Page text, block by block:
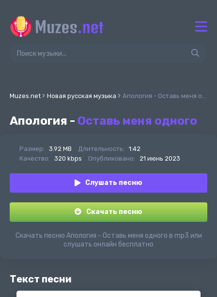
Muzes.net Новая русская музыка Апология - Оставь меня одного
Апология - Оставь меня одного
Размер: 3.92 MB Длительность:
1:42
Качество:
320 kbps Опубликовано: 21 июнь 2023
Слушать песню
Скачать песню
Скачать песню Апология - Оставь меня одного в mp3 или
слушать онлайн бесплатно
Текст песни